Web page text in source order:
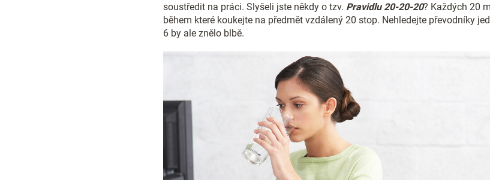
soustředit na práci. Slyšeli jste někdy o tzv. Pravidlu 20-20-20? Každých 20
během které koukejte na předmět vzdálený 20 stop. Nehledejte převodníky
6 by ale znělo blbě.